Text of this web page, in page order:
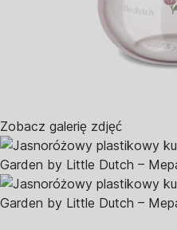
Zobacz galerię zdjęć